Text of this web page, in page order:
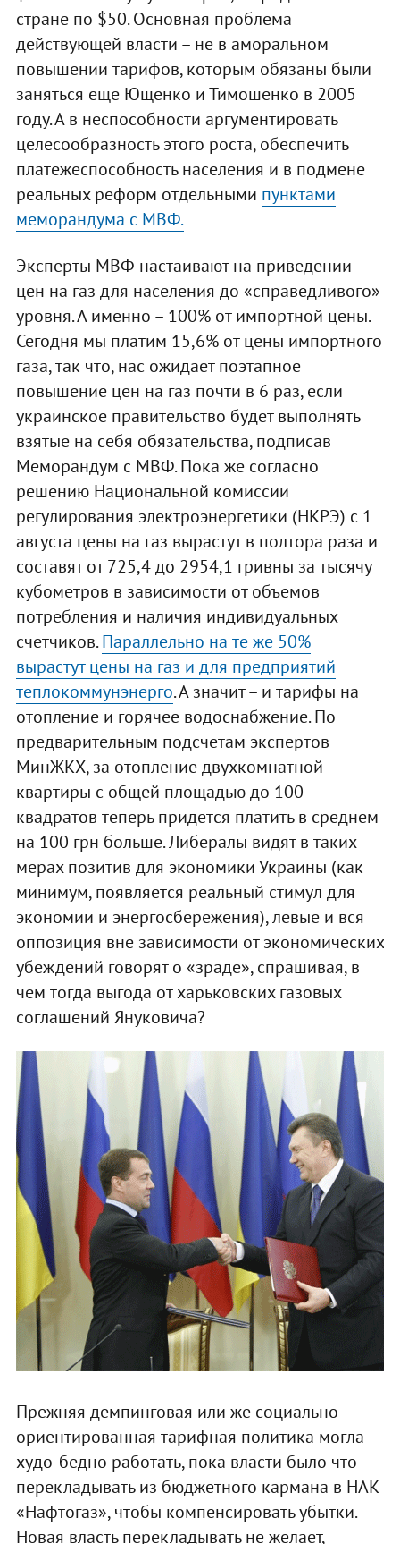
стране по $50. Основная проблема
действующей власти – не в аморальном
повышении тарифов, которым обязаны были
заняться еще Ющенко и Тимошенко в 2005
году. А в неспособности аргументировать
целесообразность этого роста, обеспечить
платежеспособность населения и в подмене
реальных реформ отдельными пунктами
меморандума с МВФ.
Эксперты МВФ настаивают на приведении
цен на газ для населения до «справедливого»
уровня. А именно – 100% от импортной цены.
Сегодня мы платим 15,6% от цены импортного
газа, так что, нас ожидает поэтапное
повышение цен на газ почти в 6 раз, если
украинское правительство будет выполнять
взятые на себя обязательства, подписав
Меморандум с МВФ. Пока же согласно
решению Национальной комиссии
регулирования электроэнергетики (НКРЭ) с 1
августа цены на газ вырастут в полтора раза и
составят от 725,4 до 2954,1 гривны за тысячу
кубометров в зависимости от объемов
потребления и наличия индивидуальных
счетчиков.Параллельно на те же 50%
вырастут цены на газ и для предприятий
теплокоммунэнерго. А значит – и тарифы на
отопление и горячее водоснабжение. По
предварительным подсчетам экспертов
МинЖКХ, за отопление двухкомнатной
квартиры с общей площадью до 100
квадратов теперь придется платить в среднем
на 100 грн больше. Либералы видят в таких
мерах позитив для экономики Украины (как
минимум, появляется реальный стимул для
экономии и энергосбережения), левые и вся
оппозиция вне зависимости от экономических
убеждений говорят о «зраде», спрашивая, в
чем тогда выгода от харьковских газовых
соглашений Януковича?
Прежняя демпинговая или же социально-
ориентированная тарифная политика могла
худо-бедно работать, пока власти было что
перекладывать из бюджетного кармана в НАК
«Нафтогаз», чтобы компенсировать убытки.
Новая власть перекладывать не желает,